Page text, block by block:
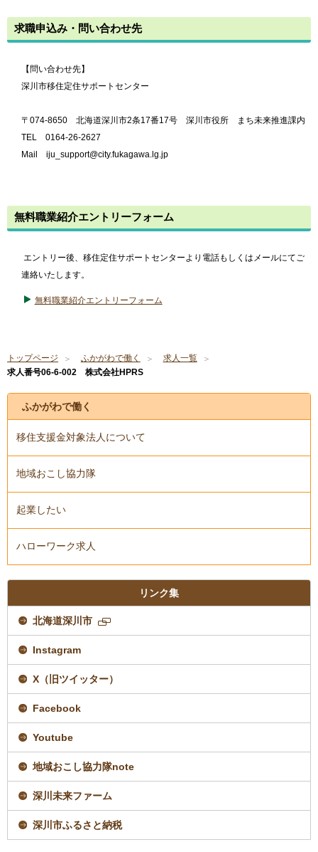
求職申込み・問い合わせ先
【問い合わせ先】
深川市移住定住サポートセンター
〒074-8650 北海道深川市2条17番17号 深川市役所 まち未来推進課内
TEL 0164-26-2627
Mail iju_support@city.fukagawa.lg.jp
無料職業紹介エントリーフォーム
エントリー後、移住定住サポートセンターより電話もしくはメールにてご
連絡いたします。
無料職業紹介エントリーフォーム
トップページ ふかがわで働く
求人一覧
求人番号06-6-002 株式会社HPRS
ふかがわで働く
移住支援金対象法人について
地域おこし協力隊
起業したい
ハローワーク求人
リンク集
北海道深川市
ー
ジ
ま
Instagram
X（旧ツイッター）
Facebook
Youtube
地域おこし協力隊note
深川未来ファーム
深川市ふるさと納税